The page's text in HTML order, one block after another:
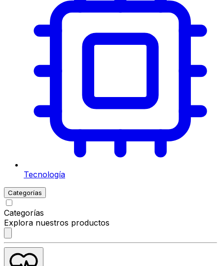
Tecnología
Categorías
Categorías
Explora nuestros productos